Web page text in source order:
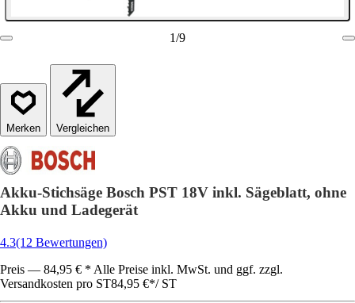
1/9
Vergleichen
Akku-Stichsäge Bosch PST 18V inkl. Sägeblatt, ohne
Akku und Ladegerät
4.3(12 Bewertungen)
Preis — 84,95 € * Alle Preise inkl. MwSt. und ggf. zzgl.
Versandkosten pro ST84,95 €*/ ST